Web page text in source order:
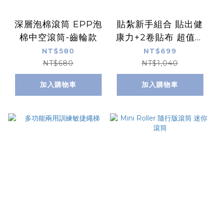
深層泡棉滾筒 EPP泡
棉中空滾筒-齒輪款
NT$580
NT$680
加入購物車
貼紮新手組合 貼出健
康力+2卷貼布 超值組
合價
NT$699
NT$1,040
加入購物車